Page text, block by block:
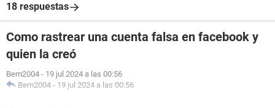
18 respuestas
Como rastrear una cuenta falsa en facebook y
quien la creó
Bem2004 - 19 jul 2024 a las 00:56
Bem2004 - 19 jul 2024 a las 00:56